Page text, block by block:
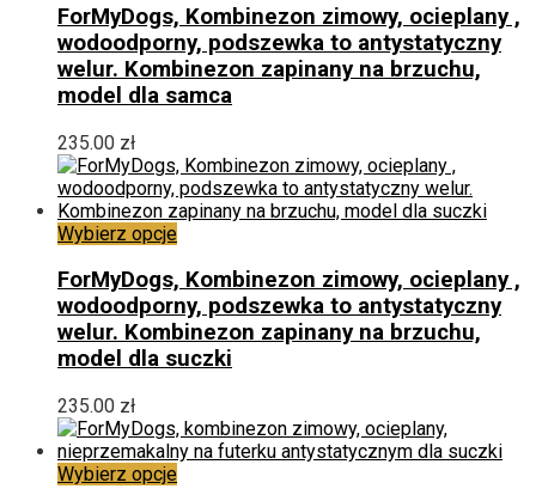
ma
wiele
wariantów.
Opcje
można
stronie
produktu
ForMyDogs, Kombinezon zimowy, ocieplany ,
wodoodporny, podszewka to antystatyczny
welur. Kombinezon zapinany na brzuchu,
model dla samca
235.00 zł
Wybierz opcjeTen
ma
wiele
wariantów.
Opcje
można
stronie
produktu
ForMyDogs, Kombinezon zimowy, ocieplany ,
wodoodporny, podszewka to antystatyczny
welur. Kombinezon zapinany na brzuchu,
model dla suczki
235.00 zł
Wybierz opcjeTen